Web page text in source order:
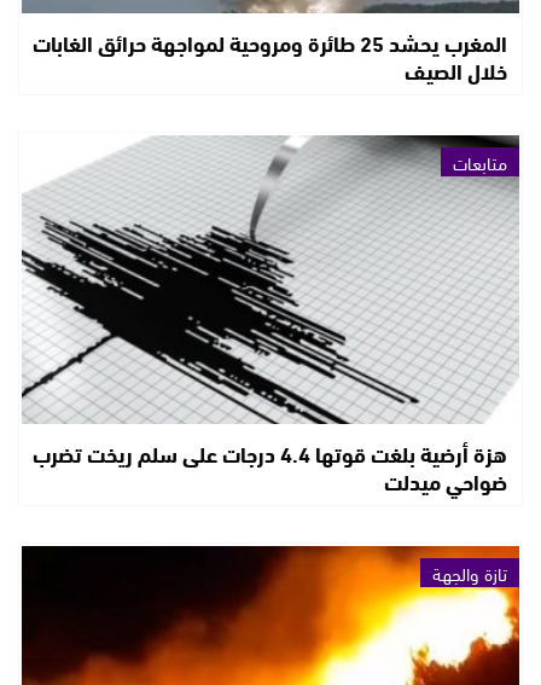
المغرب يحشد 25 طائرة ومروحية لمواجهة حرائق الغابات
خلال الصيف
متابعات
هزة أرضية بلغت قوتها 4.4 درجات على سلم ريخت تضرب
ضواحي ميدلت
تازة والجهة